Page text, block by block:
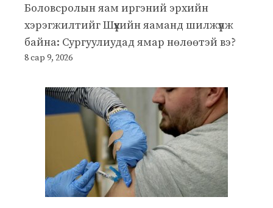
Боловсролын яам иргэний эрхийн
хэрэгжилтийг Шүүхийн яаманд шилжүүлж
байна: Сургуулиудад ямар нөлөөтэй вэ?
8 сар 9, 2026